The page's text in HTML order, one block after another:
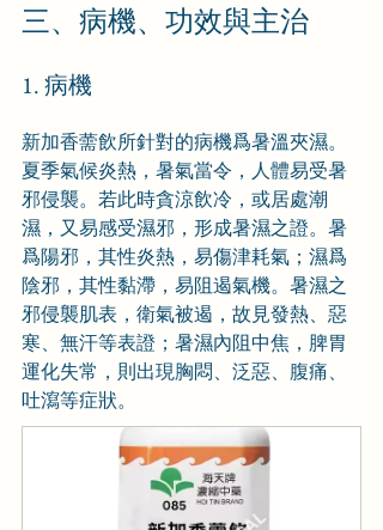
三、病機、功效與主治
1. 病機
新加香薷飲所針對的病機爲暑溫夾濕。
夏季氣候炎熱，暑氣當令，人體易受暑
邪侵襲。若此時貪涼飲冷，或居處潮
濕，又易感受濕邪，形成暑濕之證。暑
爲陽邪，其性炎熱，易傷津耗氣；濕爲
陰邪，其性黏滯，易阻遏氣機。暑濕之
邪侵襲肌表，衛氣被遏，故見發熱、惡
寒、無汗等表證；暑濕內阻中焦，脾胃
運化失常，則出現胸悶、泛惡、腹痛、
吐瀉等症狀。